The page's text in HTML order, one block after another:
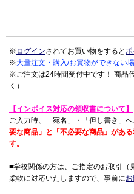
※ ログインされてお買い物をするとポ
※大量注文・購入/お買物ができない
※ご注文は24時間受付中です！ 商品
く）
【インボイス対応の領収書について】
ご入力時、「宛名」・「但し書き」へ
要な商品」と「不必要な商品」があ
す。
■学校関係の方は、ご指定のお取引（
柔軟に対応いたしますので、事前に